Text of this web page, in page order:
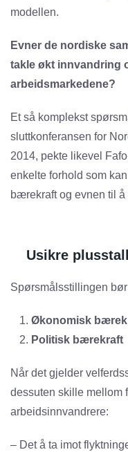
modellen.
Evner de nordiske
takle økt innvandring
arbeidsmarkedene?
Et så komplekst
sluttkonferansen for
2014, pekte likevel
enkelte forhold som
bærekraft og evnen til
Usikre
Spørsmålsstillingen
Økonomisk
Politisk bærekraft
Når det gjelder
dessuten skille mellom
arbeidsinnvandrere:
– Det å ta imot